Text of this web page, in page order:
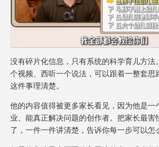
没有碎片化信息，只有系统的科学育儿方法
个视频、西听一个说法，可以跟着一整套思
这件事理清楚。
他的内容值得被更多家长看见，因为他是一
业、能真正解决问题的创作者。把家长最害
了，一件一件讲清楚，告诉你每一步可以怎